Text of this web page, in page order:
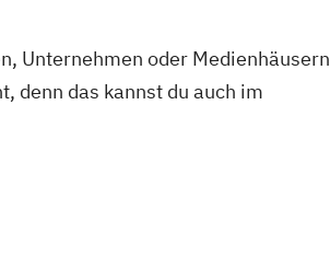
Unternehmen oder Medienhäusern
denn das kannst du auch im